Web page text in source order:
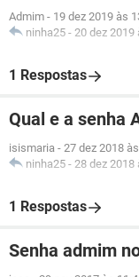
Admim - 19 dez 2019 às
ninha25 - 20 dez 2019
1 Respostas
Qual e a senha
isismaria - 27 dez 2018
ninha25 - 28 dez 2018
1 Respostas
Senha admim